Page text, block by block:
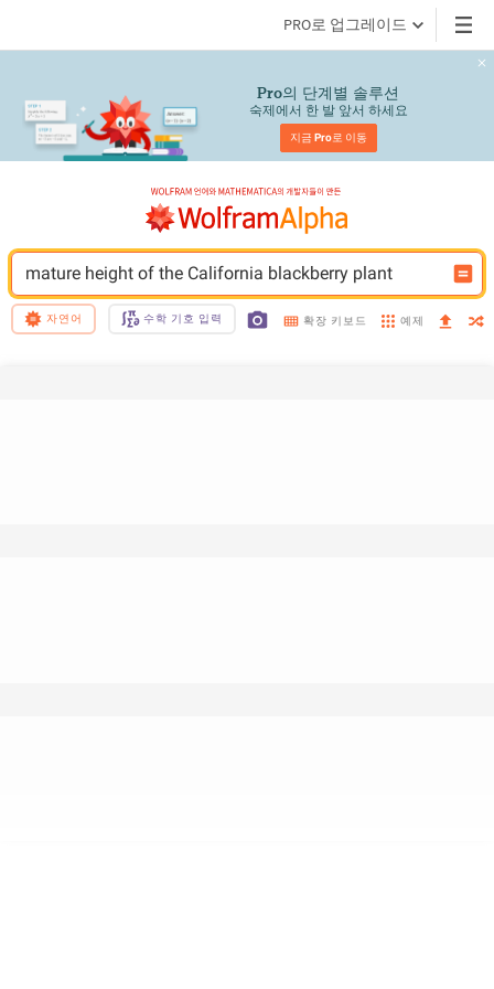
PRO로 업그레이드
Pro의 단계별 솔루션
숙제에서 한 발 앞서 하세요
지금 Pro로 이동
mature height of the California blackberry plant
자연어 수학 기호 입력 확장 키보드 예제